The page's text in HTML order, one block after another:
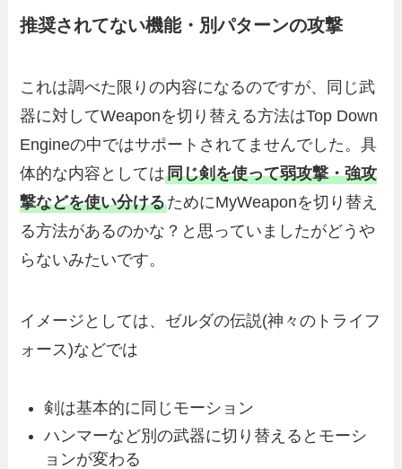
推奨されてない機能・別パターンの攻撃
これは調べた限りの内容になるのですが、同じ武
器に対してWeaponを切り替える方法はTop Down
Engineの中ではサポートされてませんでした。具
体的な内容としては同じ剣を使って弱攻撃・強攻
撃などを使い分けるためにMyWeaponを切り替え
る方法があるのかな？と思っていましたがどうや
らないみたいです。
イメージとしては、ゼルダの伝説(神々のトライフ
ォース)などでは
剣は基本的に同じモーション
ハンマーなど別の武器に切り替えるとモーシ
ョンが変わる